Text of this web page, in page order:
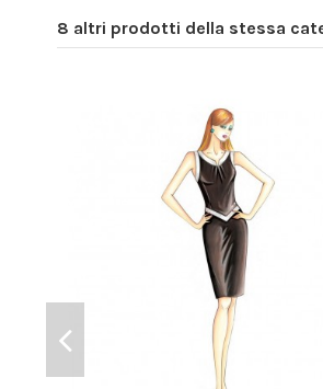
8 altri prodotti della stessa